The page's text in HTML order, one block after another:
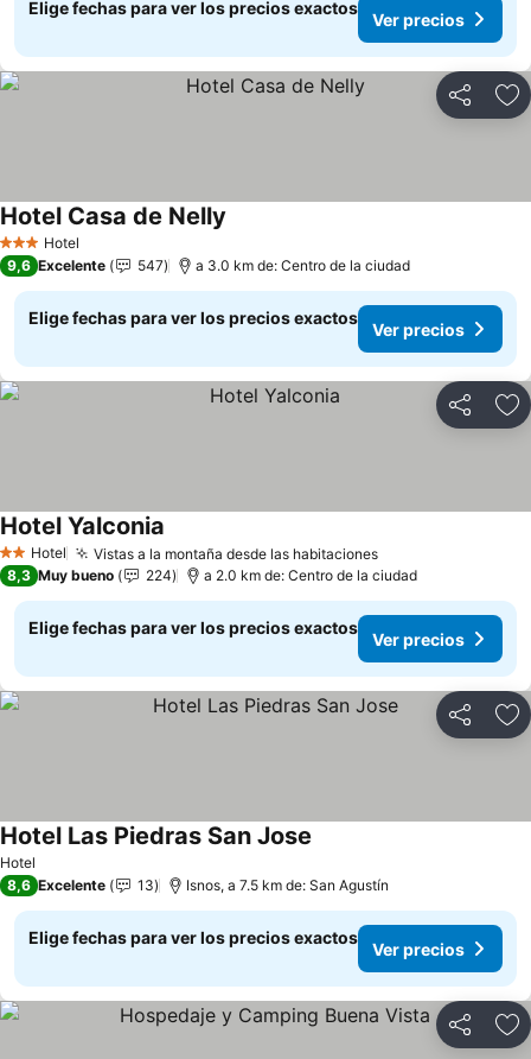
Elige fechas para ver los precios exactos
Ver precios
Compartir
3 Estrellas
Hotel
Hotel Casa de Nelly
9,6 Excelente 547 a 3.0 km de: Centro de la ciudad
Elige fechas para ver los precios exactos
Ver precios
Compartir
2 Estrellas
Hotel Vistas a la montaña desde las habitacionesVer precios
Hotel Yalconia
8,3 Muy bueno 224 a 2.0 km de: Centro de la ciudad
Elige fechas para ver los precios exactos
Ver precios
Compartir
Hotel
Hotel Las Piedras San Jose
8,6 Excelente 13 Isnos, a 7.5 km de: San Agustín
Elige fechas para ver los precios exactos
Ver precios
Compartir